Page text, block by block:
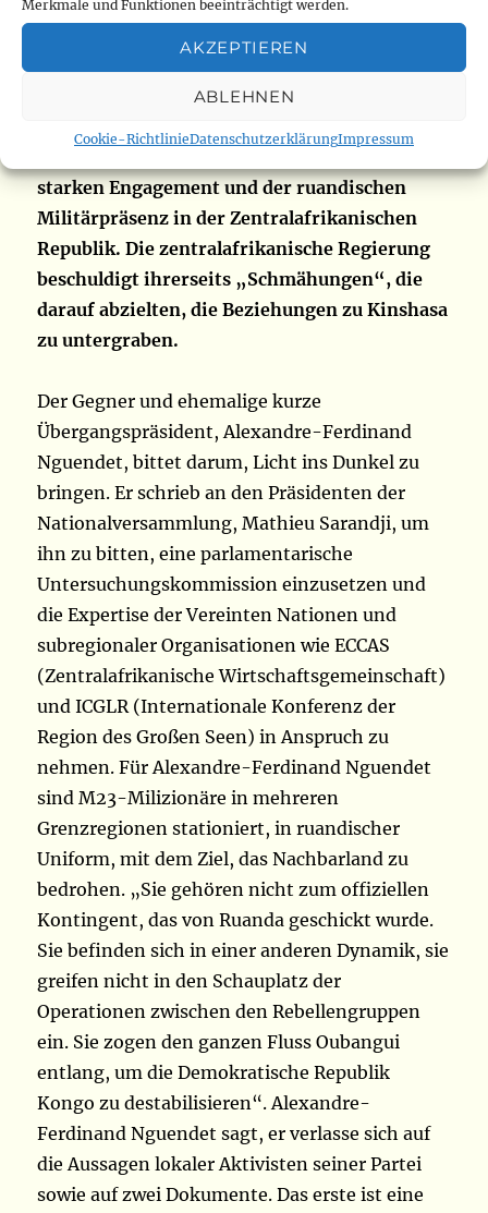
Merkmale und Funktionen beeinträchtigt werden.
AKZEPTIEREN
ABLEHNEN
Cookie-RichtlinieDatenschutzerklärungImpressum
einzugreifen?
Milizionäre kursiert seit mehreren Monaten
im Land. Es prosperiert von der Krise
starken Engagement und der ruandischen
Militärpräsenz in der Zentralafrikanischen
Republik. Die zentralafrikanische Regierung
beschuldigt ihrerseits „Schmähungen“, die
darauf abzielten, die Beziehungen zu Kinshasa
zu untergraben.
Der Gegner und ehemalige kurze
Übergangspräsident, Alexandre-Ferdinand
Nguendet, bittet darum, Licht ins Dunkel zu
bringen. Er schrieb an den Präsidenten der
Nationalversammlung, Mathieu Sarandji, um
ihn zu bitten, eine parlamentarische
Untersuchungskommission einzusetzen und
die Expertise der Vereinten Nationen und
subregionaler Organisationen wie ECCAS
(Zentralafrikanische Wirtschaftsgemeinschaft)
und ICGLR (Internationale Konferenz der
Region des Großen Seen) in Anspruch zu
nehmen. Für Alexandre-Ferdinand Nguendet
sind M23-Milizionäre in mehreren
Grenzregionen stationiert, in ruandischer
Uniform, mit dem Ziel, das Nachbarland zu
bedrohen. „Sie gehören nicht zum offiziellen
Kontingent, das von Ruanda geschickt wurde.
Sie befinden sich in einer anderen Dynamik, sie
greifen nicht in den Schauplatz der
Operationen zwischen den Rebellengruppen
ein. Sie zogen den ganzen Fluss Oubangui
entlang, um die Demokratische Republik
Kongo zu destabilisieren“. Alexandre-
Ferdinand Nguendet sagt, er verlasse sich auf
die Aussagen lokaler Aktivisten seiner Partei
sowie auf zwei Dokumente. Das erste ist eine